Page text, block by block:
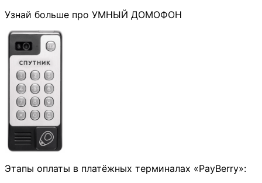
Узнай больше про УМНЫЙ ДОМОФОН
Этапы оплаты в платёжных терминалах «PayBerry»: